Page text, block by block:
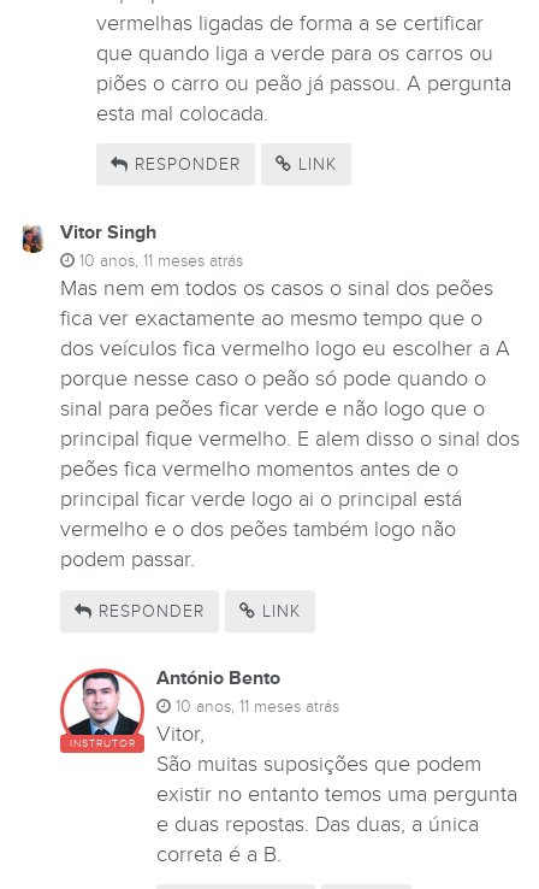
vermelhas ligadas de forma a se certificar
que quando liga a verde para os carros ou
piões o carro ou peão já passou. A pergunta
esta mal colocada.
RESPONDER LINK
Vitor Singh
10 anos, 11 meses atrás
Mas nem em todos os casos o sinal dos peões
fica ver exactamente ao mesmo tempo que o
dos veículos fica vermelho logo eu escolher a A
porque nesse caso o peão só pode quando o
sinal para peões ficar verde e não logo que o
principal fique vermelho. E alem disso o sinal dos
peões fica vermelho momentos antes de o
principal ficar verde logo ai o principal está
vermelho e o dos peões também logo não
podem passar.
RESPONDER LINK
INSTRUTOR
António Bento
10 anos, 11 meses atrás
Vitor,
São muitas suposições que podem
existir no entanto temos uma pergunta
e duas repostas. Das duas, a única
correta é a B.